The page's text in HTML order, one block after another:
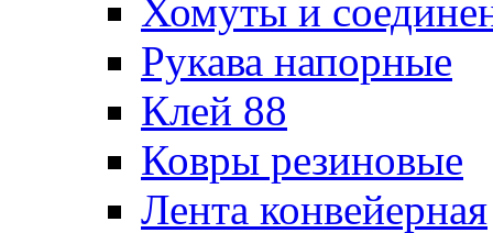
Хомуты и
Рукава напорные
Клей 88
Ковры резиновые
Лента конвейерная